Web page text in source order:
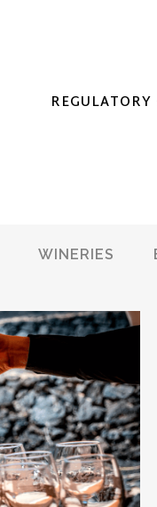
WINERIES